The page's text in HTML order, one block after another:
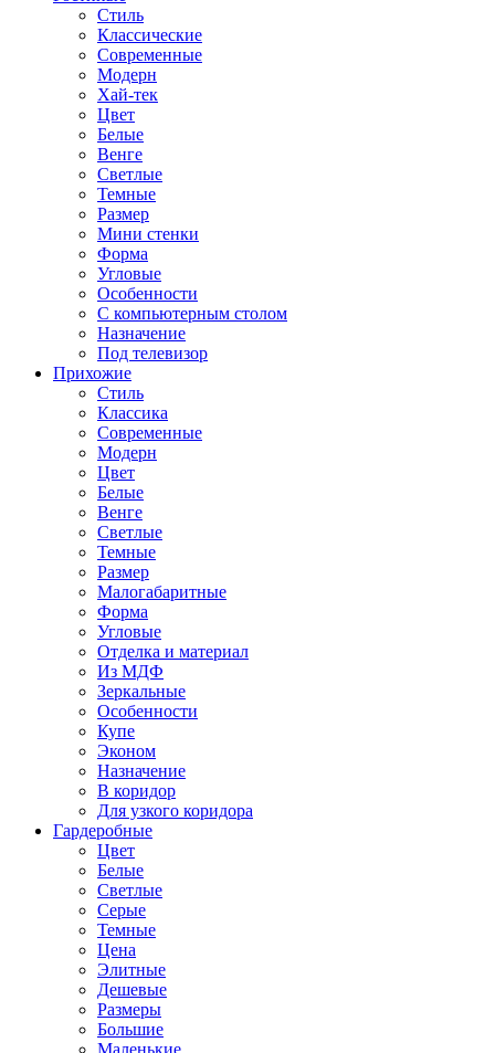
Стиль
Классические
Современные
Модерн
Хай-тек
Цвет
Белые
Венге
Светлые
Темные
Размер
Мини стенки
Форма
Угловые
Особенности
С компьютерным столом
Назначение
Под телевизор
Прихожие
Стиль
Классика
Современные
Модерн
Цвет
Белые
Венге
Светлые
Темные
Размер
Малогабаритные
Форма
Угловые
Отделка и материал
Из МДФ
Зеркальные
Особенности
Купе
Эконом
Назначение
В коридор
Для узкого коридора
Гардеробные
Цвет
Белые
Светлые
Серые
Темные
Цена
Элитные
Дешевые
Размеры
Большие
Маленькие